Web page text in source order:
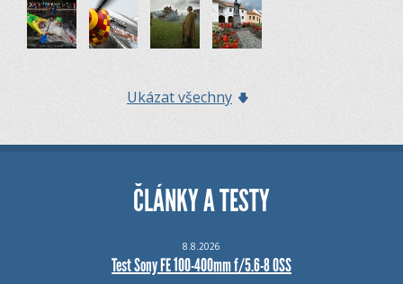
Ukázat všechny
ČLÁNKY A TESTY
8.8.2026
Test Sony FE 100-400mm f/5.6-8 OSS